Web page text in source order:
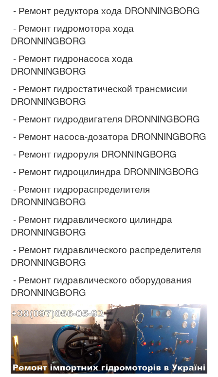
- Ремонт редуктора хода DRONNINGBORG
- Ремонт гидромотора хода
DRONNINGBORG
- Ремонт гидронасоса хода
DRONNINGBORG
- Ремонт гидростатической трансмисии
DRONNINGBORG
- Ремонт гидродвигателя DRONNINGBORG
- Ремонт насоса-дозатора DRONNINGBORG
- Ремонт гидроруля DRONNINGBORG
- Ремонт гидроцилиндра DRONNINGBORG
- Ремонт гидрораспределителя
DRONNINGBORG
- Ремонт гидравлического цилиндра
DRONNINGBORG
- Ремонт гидравлического распределителя
DRONNINGBORG
- Ремонт гидравлического оборудования
DRONNINGBORG